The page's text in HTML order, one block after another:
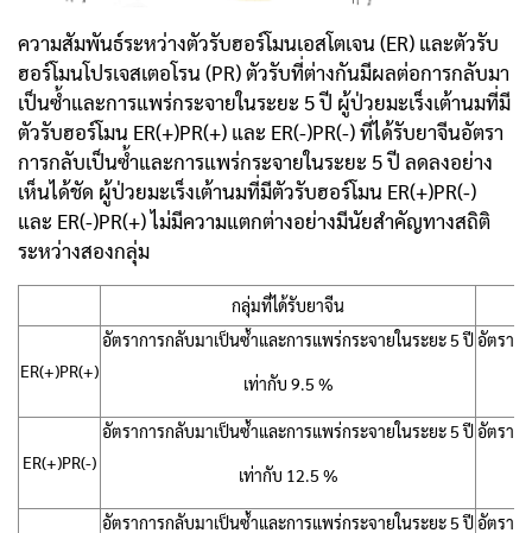
ความสัมพันธ์ระหว่างตัวรับฮอร์โมนเอสโตเจน (ER) และตัวรับ
ฮอร์โมนโปรเจสเตอโรน (PR) ตัวรับที่ต่างกันมีผลต่อการกลับมา
เป็นซ้ำและการแพร่กระจายในระยะ 5 ปี ผู้ป่วยมะเร็งเต้านมที่มี
ตัวรับฮอร์โมน ER(+)PR(+) และ ER(-)PR(-) ที่ได้รับยาจีนอัตรา
การกลับเป็นซ้ำและการแพร่กระจายในระยะ 5 ปี ลดลงอย่าง
เห็นได้ชัด ผู้ป่วยมะเร็งเต้านมที่มีตัวรับฮอร์โมน ER(+)PR(-)
และ ER(-)PR(+) ไม่มีความแตกต่างอย่างมีนัยสำคัญทางสถิติ
ระหว่างสองกลุ่ม
กลุ่มที่ได้รับยาจีน
ER(+)PR(+)
อัตราการกลับมาเป็นซ้ำและการแพร่กระจายในระยะ 5 ปี
เท่ากับ 9.5 %
อัตราก
ER(+)PR(-)
อัตราการกลับมาเป็นซ้ำและการแพร่กระจายในระยะ 5 ปี
เท่ากับ 12.5 %
อัตราก
อัตราการกลับมาเป็นซ้ำและการแพร่กระจายในระยะ 5 ปีอัตราก